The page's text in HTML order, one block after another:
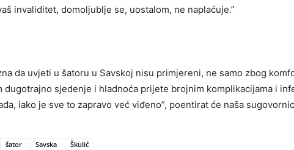
invaliditet, domoljublje se, uostalom, ne naplaćuje.”
da uvjeti u šatoru u Savskoj nisu primjereni, ne samo zbog
sjedenje i hladnoća prijete brojnim komplikacijama i
iako je sve to zapravo već viđeno”, poentirat će naša
šator Savska Škulić